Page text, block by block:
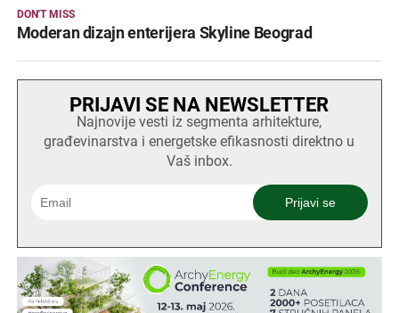
DON'T MISS
Moderan dizajn enterijera Skyline Beograd
PRIJAVI SE NA NEWSLETTER
Najnovije vesti iz segmenta arhitekture,
građevinarstva i energetske efikasnosti direktno u
Vaš inbox.